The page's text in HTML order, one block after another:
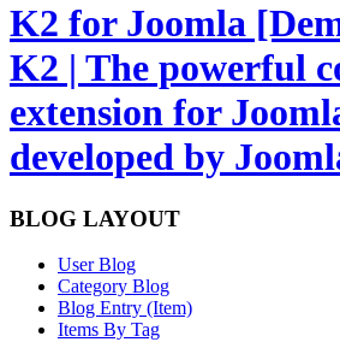
K2 for Joomla
K2 | The powerful
extension for
developed by
BLOG LAYOUT
User Blog
Category Blog
Blog Entry (Item)
Items By Tag